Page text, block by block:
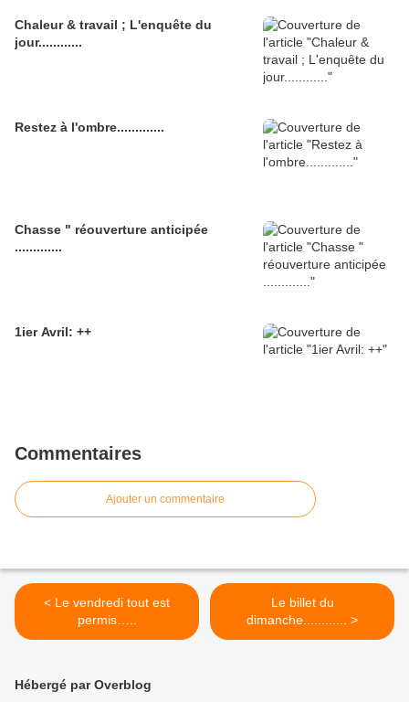
Chaleur & travail ; L'enquête du
jour............
Restez à l'ombre.............
Chasse " réouverture anticipée
.............
1ier Avril: ++
Commentaires
Ajouter un commentaire
< Le vendredi tout est
permis…..
Le billet du
dimanche............ >
Hébergé par Overblog